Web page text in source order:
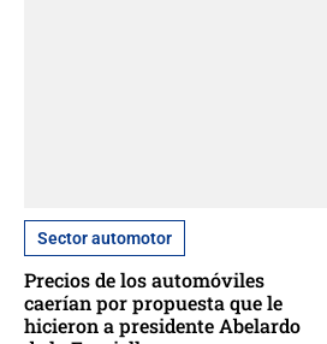
Sector automotor
Precios de los automóviles
caerían por propuesta que le
hicieron a presidente Abelardo